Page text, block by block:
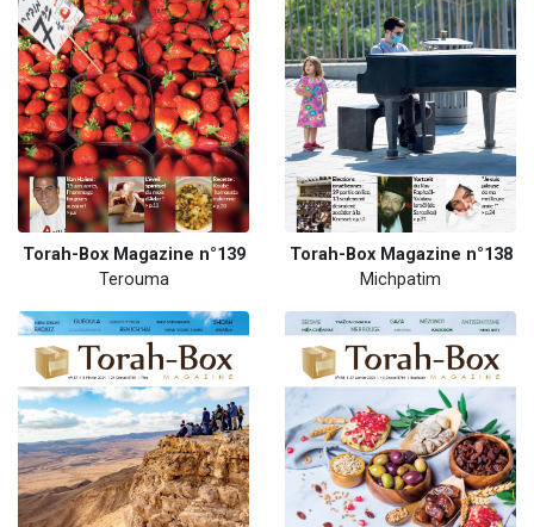
Torah-Box Magazine n°139
Terouma
Torah-Box Magazine n°138
Michpatim